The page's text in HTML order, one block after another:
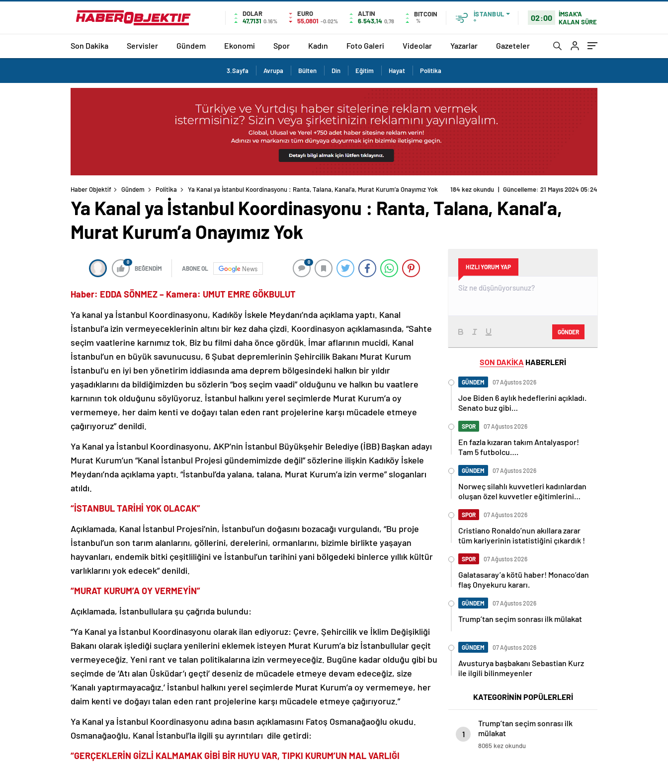
DOLAR
47,7131 0.16%
EURO
55,0801 -0.02%
ALTIN
6.543,14 0,78
BITCOIN
%
İSTANBUL
°
02:00
İMSAK'A
KALAN SÜRE
Son Dakika Servisler Gündem Ekonomi Spor Kadın Foto Galeri Videolar Yazarlar Gazeteler
3.Sayfa Avrupa Bülten Din Eğitim Hayat Politika
Haber Objektif Gündem Politika Ya Kanal ya İstanbul Koordinasyonu : Ranta, Talana, Kanal’a, Murat Kurum’a Onayımız Yok 184 kez okundu | Güncelleme: 21 Mayıs 2024 05:24
Ya Kanal ya İstanbul Koordinasyonu : Ranta, Talana, Kanal’a,
Murat Kurum’a Onayımız Yok
0
BEĞENDİM ABONE OL News
0
Haber: EDDA SÖNMEZ – Kamera: UMUT EMRE GÖKBULUT
Ya kanal ya İstanbul Koordinasyonu, Kadıköy İskele Meydanı’nda açıklama yaptı. Kanal
İstanbul’a izin vermeyeceklerinin altını bir kez daha çizdi. Koordinasyon açıklamasında, “Sahte
seçim vaatlerine karnımız tok. Biz bu filmi daha önce gördük. İmar aflarının mucidi, Kanal
İstanbul’un en büyük savunucusu, 6 Şubat depremlerinin Şehircilik Bakanı Murat Kurum
İstanbul’u en iyi ben yönetirim iddiasında ama deprem bölgesindeki halkın bir yıldır
yaşadıklarını da bildiğimizden bu sözlerin “boş seçim vaadi” olduğunu ve halkın bu vaatlere
karnının tok olduğunu söylüyoruz. İstanbul halkını yerel seçimlerde Murat Kurum’a oy
vermemeye, her daim kenti ve doğayı talan eden rant projelerine karşı mücadele etmeye
çağırıyoruz” denildi.
Ya Kanal ya İstanbul Koordinasyonu, AKP’nin İstanbul Büyükşehir Belediye (İBB) Başkan adayı
Murat Kurum’un “Kanal İstanbul Projesi gündemimizde değil” sözlerine ilişkin Kadıköy İskele
Meydanı’nda açıklama yaptı. “İstanbul’da yalana, talana, Murat Kurum’a izin verme” sloganları
atıldı.
“İSTANBUL TARİHİ YOK OLACAK”
Açıklamada, Kanal İstanbul Projesi’nin, İstanbul’un doğasını bozacağı vurgulandı, “Bu proje
İstanbul’un son tarım alanlarını, göllerini, derelerini, ormanlarını, bizimle birlikte yaşayan
hayvanları, endemik bitki çeşitliliğini ve İstanbul’un tarihini yani bölgedeki binlerce yıllık kültür
varlıklarını yok edecek” denildi.
“MURAT KURUM’A OY VERMEYİN”
Açıklamada, İstanbullulara şu çağrıda bulundu:
“Ya Kanal ya İstanbul Koordinasyonu olarak ilan ediyoruz: Çevre, Şehircilik ve İklim Değişikliği
Bakanı olarak işlediği suçlara yenilerini eklemek isteyen Murat Kurum’a biz İstanbullular geçit
vermeyeceğiz. Yeni rant ve talan politikalarına izin vermeyeceğiz. Bugüne kadar olduğu gibi bu
seçimde de ‘Atı alan Üsküdar’ı geçti’ deseniz de mücadele etmeye devam edeceğiz, size
‘Kanalı yaptırmayacağız.’ İstanbul halkını yerel seçimlerde Murat Kurum’a oy vermemeye, her
daim kenti ve doğayı talan eden rant projelerine karşı mücadele etmeye çağırıyoruz.”
Ya Kanal ya İstanbul Koordinasyonu adına basın açıklamasını Fatoş Osmanağaoğlu okudu.
Osmanağaoğlu, Kanal İstanbul’la ilgili şu ayrıntıları dile getirdi:
“GERÇEKLERİN GİZLİ KALMAMAK GİBİ BİR HUYU VAR, TIPKI KURUM’UN MAL VARLIĞI
HIZLI YORUM YAP
GÖNDER
SON DAKİKA HABERLERİ
GÜNDEM 07 Ağustos 2026
Joe Biden 6 aylık hedeflerini açıkladı.
Senato buz gibi…
SPOR 07 Ağustos 2026
En fazla kızaran takım Antalyaspor!
Tam 5 futbolcu….
GÜNDEM 07 Ağustos 2026
Norweç silahlı kuvvetleri kadınlardan
oluşan özel kuvvetler eğitimlerini
SPOR 07 Ağustos 2026
Cristiano Ronaldo’nun akıllara zarar
tüm kariyerinin istatistiğini çıkardık !
SPOR 07 Ağustos 2026
Galatasaray’a kötü haber! Monaco’dan
flaş Onyekuru kararı.
GÜNDEM 07 Ağustos 2026
Trump’tan seçim sonrası ilk mülakat
GÜNDEM 07 Ağustos 2026
Avusturya başbakanı Sebastian Kurz
ile ilgili bilinmeyenler
KATEGORİNİN POPÜLERLERİ
1
Trump’tan seçim sonrası ilk
mülakat
8065 kez okundu